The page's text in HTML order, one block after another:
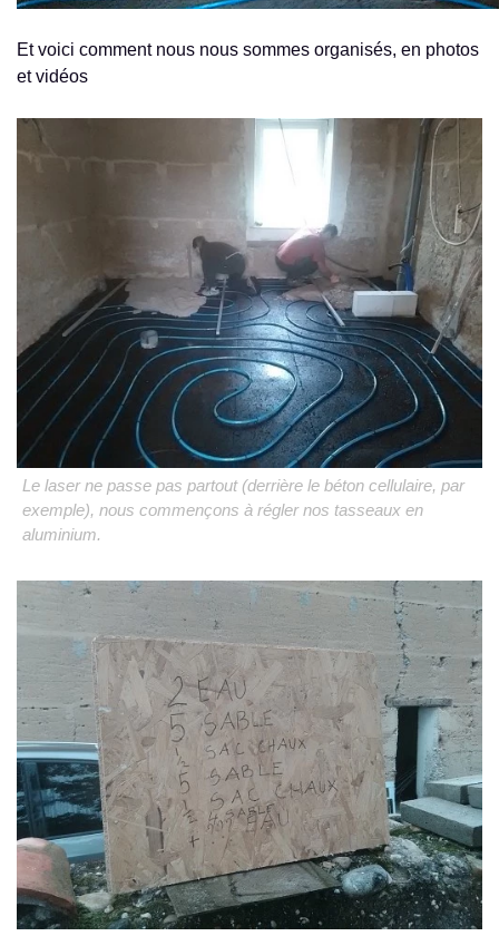
Et voici comment nous nous sommes organisés, en photos
et vidéos
Le laser ne passe pas partout (derrière le béton cellulaire, par
exemple), nous commençons à régler nos tasseaux en
aluminium.